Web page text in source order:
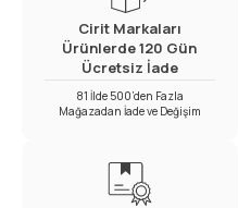
Cirit Markaları
Ürünlerde 120 Gün
Ücretsiz İade
81 İlde 500’den Fazla
Mağazadan İade ve Değişim